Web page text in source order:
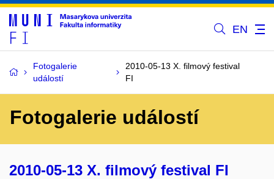
EN
Fotogalerie
událostí
2010-05-13 X. filmový festival
FI
Fotogalerie událostí
2010-05-13 X. filmový festival FI